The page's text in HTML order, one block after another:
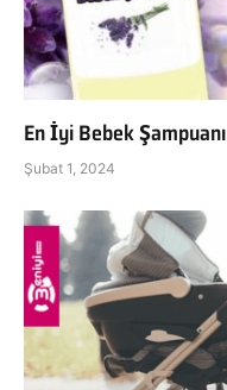
En İyi Bebek Şampuanı
Şubat 1, 2024